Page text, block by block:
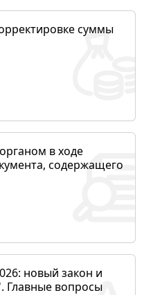
суммы
в ходе
содержащего
новый закон и
Главные вопросы